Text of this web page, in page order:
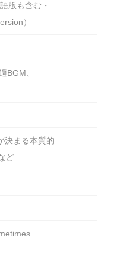
版も含む・
）
BGM、
決まる本質的
ど